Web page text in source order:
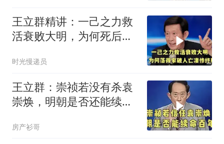
王立群精讲：一己之力救
活衰败大明，为何死后落
时光慢递员
王立群：崇祯若没有杀袁
崇焕，明朝是否还能续命
房产衫哥